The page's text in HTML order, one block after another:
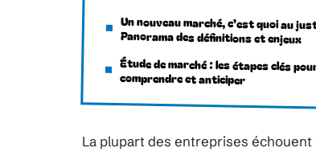
Un nouveau marché, c’est quoi au
Panorama des définitions et enjeux
Étude de marché : les étapes clés
comprendre et anticiper
La plupart des entreprises